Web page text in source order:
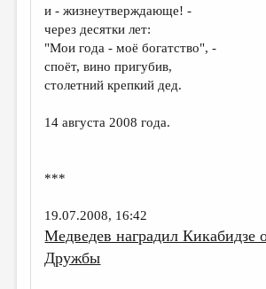
и - жизнеутверждающе! -
через десятки лет:
"Мои года - моё богатство", -
споёт, вино пригубив,
столетний крепкий дед.
14 августа 2008 года.
***
19.07.2008, 16:42
Медведев наградил Кикабидзе
Дружбы